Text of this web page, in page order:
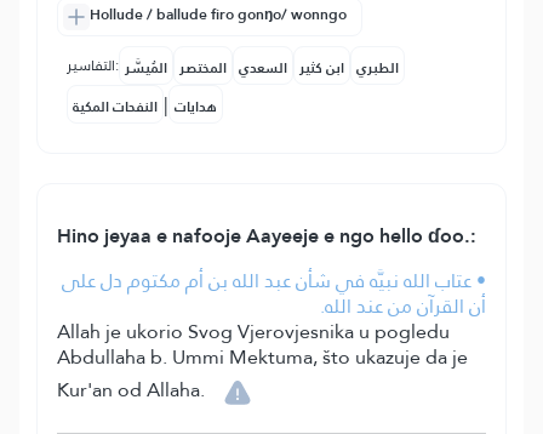
Hollude / ballude firo gonŋo/ wonngo
التفاسير: المُيسَّر المختصر السعدي ابن كثير الطبري
النفحات المكية | هدايات
Hino jeyaa e nafooje Aayeeje e ngo hello ɗoo.:
• عتاب الله نبيَّه في شأن عبد الله بن أم مكتوم دل على
أن القرآن من عند الله.
Allah je ukorio Svog Vjerovjesnika u pogledu
Abdullaha b. Ummi Mektuma, što ukazuje da je
Kur'an od Allaha.